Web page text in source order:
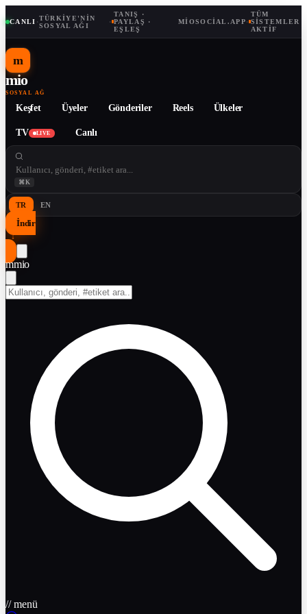
CANLI ·TÜRKIYE'NIN
SOSYAL AĞI
·
TANIŞ ·
PAYLAŞ ·
EŞLEŞ
MIOSOCIAL.APP·
TÜM
SISTEMLER
AKTIF
m
mio
SOSYAL AĞ
Keşfet Üyeler Gönderiler Reels Ülkeler
TV LIVE Canlı
⌘K
TR EN
İndir
↓
mmio
// menü